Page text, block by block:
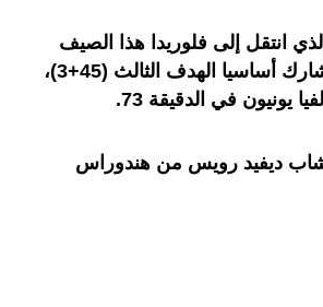
انتقل إلى فلوريدا هذا الصيف
مع زميله الآخر لاعب الوسط سيرجيو بوسكيتيس الذي شارك أساسيا الهدف الثالث (45+3)،
يونيون في الدقيقة 73.
ديفيد رويس من هندوراس